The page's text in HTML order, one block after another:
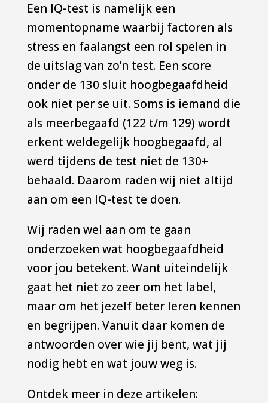
Een IQ-test is namelijk een
momentopname waarbij factoren als
stress en faalangst een rol spelen in
de uitslag van zo’n test. Een score
onder de 130 sluit hoogbegaafdheid
ook niet per se uit. Soms is iemand die
als meerbegaafd (122 t/m 129) wordt
erkent weldegelijk hoogbegaafd, al
werd tijdens de test niet de 130+
behaald. Daarom raden wij niet altijd
aan om een IQ-test te doen.
Wij raden wel aan om te gaan
onderzoeken wat hoogbegaafdheid
voor jou betekent. Want uiteindelijk
gaat het niet zo zeer om het label,
maar om het jezelf beter leren kennen
en begrijpen. Vanuit daar komen de
antwoorden over wie jij bent, wat jij
nodig hebt en wat jouw weg is.
Ontdek meer in deze artikelen: